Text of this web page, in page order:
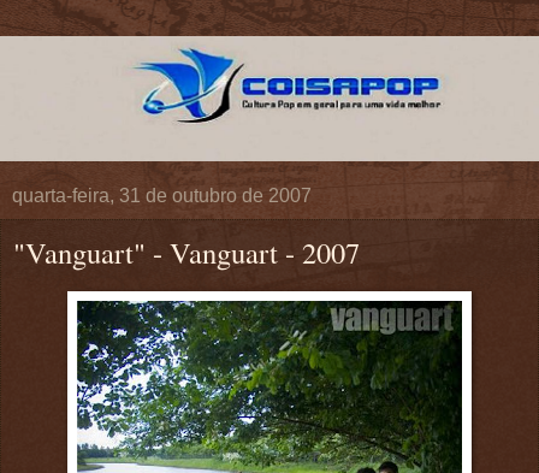
quarta-feira, 31 de outubro de 2007
"Vanguart" - Vanguart - 2007